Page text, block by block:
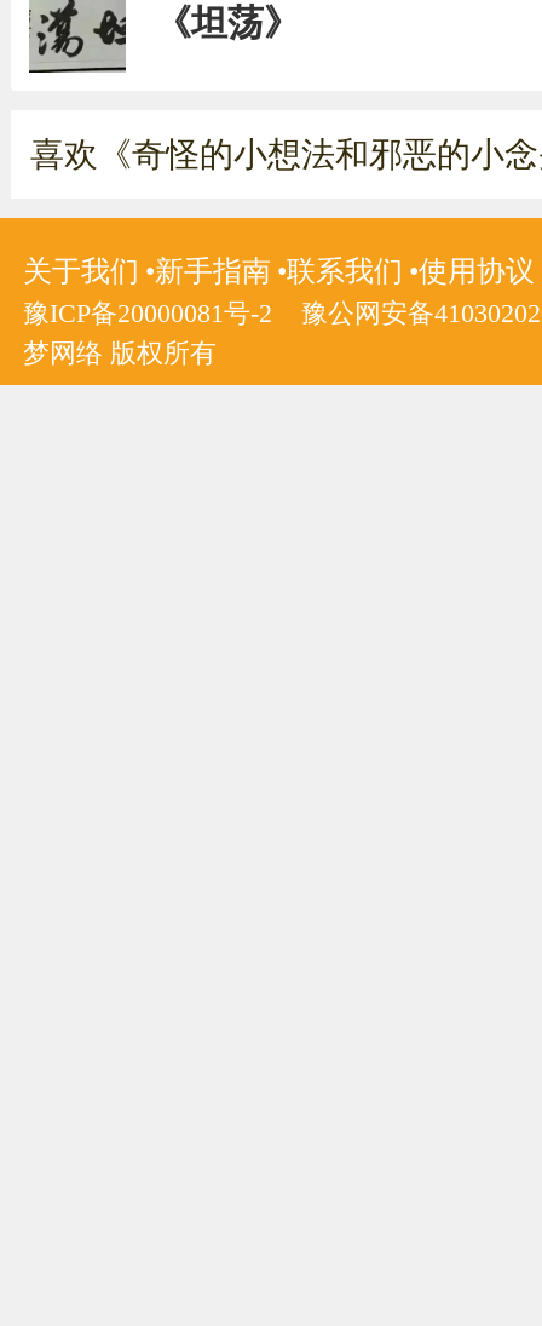
《坦荡》
喜欢《奇怪的小想法和邪恶的小
关于我们 新手指南 联系我们 使用协议
豫ICP备20000081号-2
豫公网安备
梦网络 版权所有